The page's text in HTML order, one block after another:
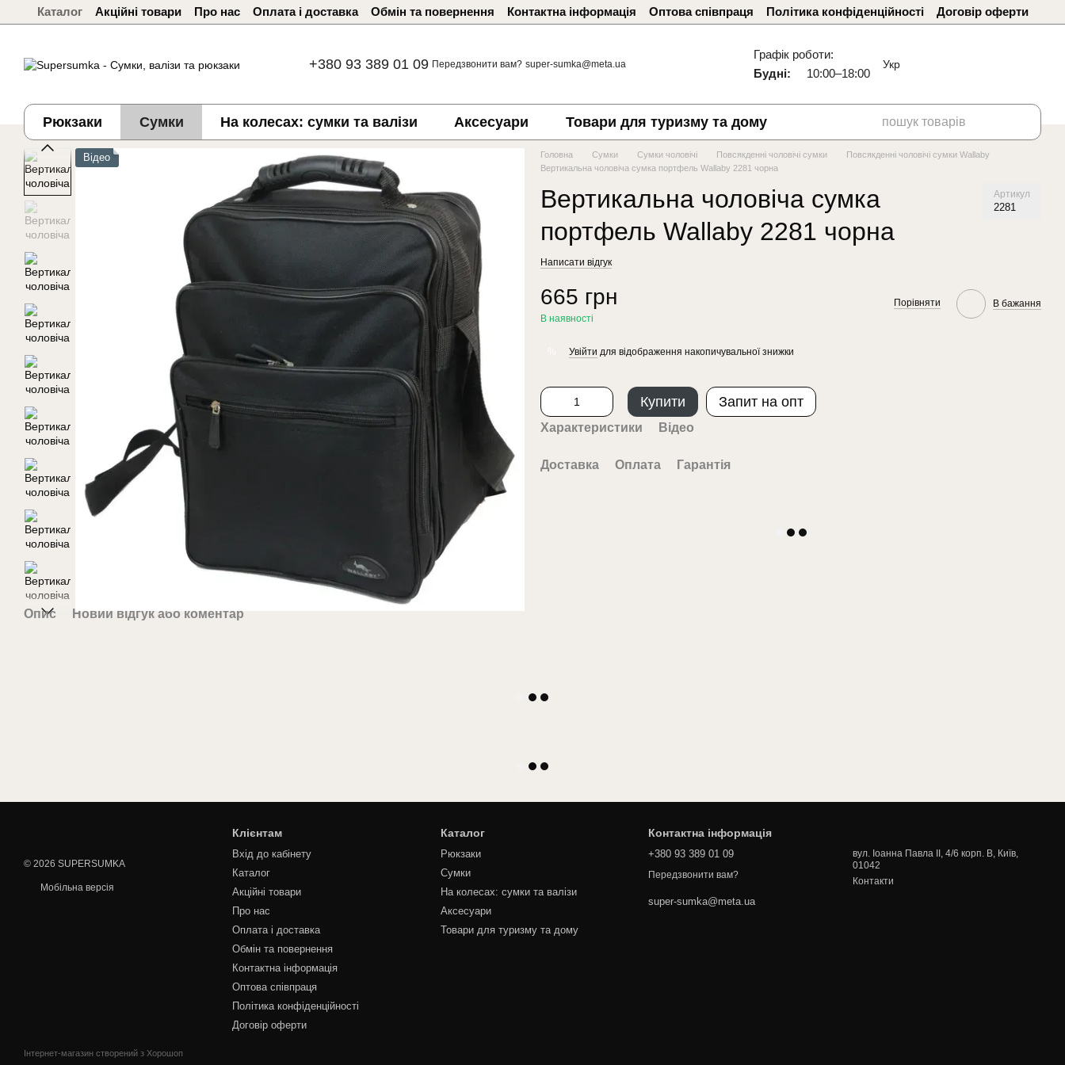
Перейти до основного контенту
Каталог Акційні товари Про нас Оплата і доставка Обмін та повернення Контактна інформація Оптова співпраця Політика конфіденційності Договір оферти
+380 93 389 01 09 Передзвонити вам? super-sumka@meta.ua
Графік роботи:
Будні:
10:00–18:00
Укр
Рюкзаки Сумки На колесах: сумки та валізи Аксесуари Товари для туризму та дому
Відео
Опис Новий відгук або коментар
Головна Сумки Сумки чоловічі Повсякденні чоловічі сумки
Повсякденні чоловічі сумки Wallaby
Вертикальна чоловіча сумка портфель Wallaby 2281 чорна
Вертикальна чоловіча сумка
портфель Wallaby 2281 чорна
Артикул
2281
Написати відгук
665 грн
В наявності
Порівняти В бажання
Увійти для відображення накопичувальної знижки
Купити Запит на опт
Характеристики Відео
Доставка Оплата Гарантія
© 2026 SUPERSUMKA
Мобільна версія
Інтернет-магазин створений з Хорошоп
Клієнтам
Вхід до кабінету
Каталог
Акційні товари
Про нас
Оплата і доставка
Обмін та повернення
Контактна інформація
Оптова співпраця
Політика конфіденційності
Договір оферти
Каталог
Рюкзаки
Сумки
На колесах: сумки та валізи
Аксесуари
Товари для туризму та дому
Контактна інформація
+380 93 389 01 09
Передзвонити вам?
super-sumka@meta.ua
вул. Іоанна Павла II, 4/6 корп. В, Київ,
01042
Контакти